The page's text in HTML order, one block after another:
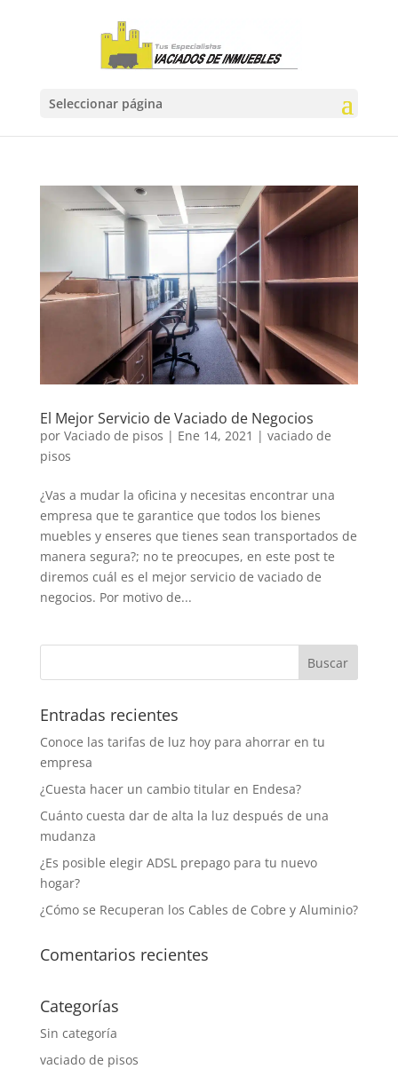
Seleccionar página
El Mejor Servicio de Vaciado de Negocios
por Vaciado de pisos | Ene 14, 2021 | vaciado de
pisos
¿Vas a mudar la oficina y necesitas encontrar una
empresa que te garantice que todos los bienes
muebles y enseres que tienes sean transportados de
manera segura?; no te preocupes, en este post te
diremos cuál es el mejor servicio de vaciado de
negocios. Por motivo de...
Entradas recientes
Conoce las tarifas de luz hoy para ahorrar en tu
empresa
¿Cuesta hacer un cambio titular en Endesa?
Cuánto cuesta dar de alta la luz después de una
mudanza
¿Es posible elegir ADSL prepago para tu nuevo
hogar?
¿Cómo se Recuperan los Cables de Cobre y Aluminio?
Comentarios recientes
Categorías
Sin categoría
vaciado de pisos